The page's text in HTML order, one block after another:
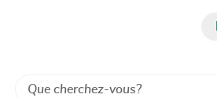
Rechercher